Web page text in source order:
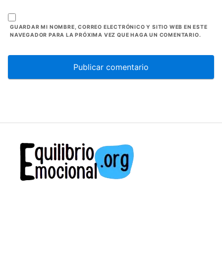
GUARDAR MI NOMBRE, CORREO ELECTRÓNICO Y SITIO WEB EN ESTE
NAVEGADOR PARA LA PRÓXIMA VEZ QUE HAGA UN COMENTARIO.